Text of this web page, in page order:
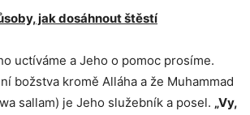
jak dosáhnout štěstí
uctíváme a Jeho o pomoc prosíme.
božstva kromě Alláha a že Muhammad
sallam) je Jeho služebník a posel. „Vy,